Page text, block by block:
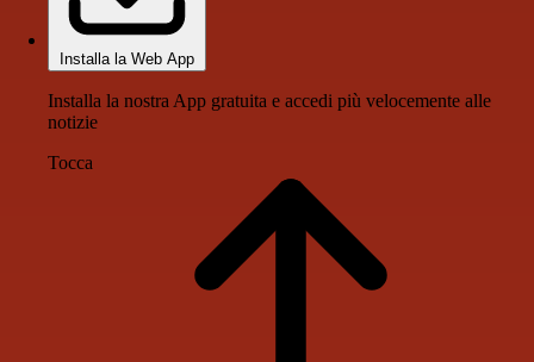
Installa la Web App
Installa la nostra App gratuita e accedi più velocemente alle
notizie
Tocca